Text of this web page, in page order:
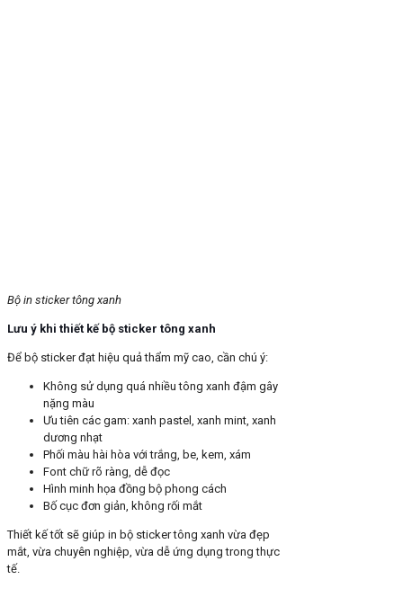
Bộ in sticker tông xanh
Lưu ý khi thiết kế bộ sticker tông xanh
Để bộ sticker đạt hiệu quả thẩm mỹ cao, cần chú ý:
Không sử dụng quá nhiều tông xanh đậm gây
nặng màu
Ưu tiên các gam: xanh pastel, xanh mint, xanh
dương nhạt
Phối màu hài hòa với trắng, be, kem, xám
Font chữ rõ ràng, dễ đọc
Hình minh họa đồng bộ phong cách
Bố cục đơn giản, không rối mắt
Thiết kế tốt sẽ giúp in bộ sticker tông xanh vừa đẹp
mắt, vừa chuyên nghiệp, vừa dễ ứng dụng trong thực
tế.